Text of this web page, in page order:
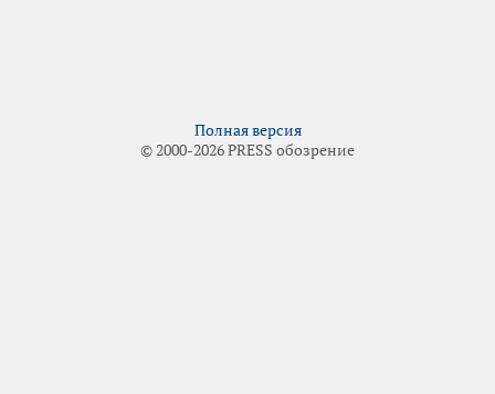
Полная версия
© 2000-2026 PRESS обозрение